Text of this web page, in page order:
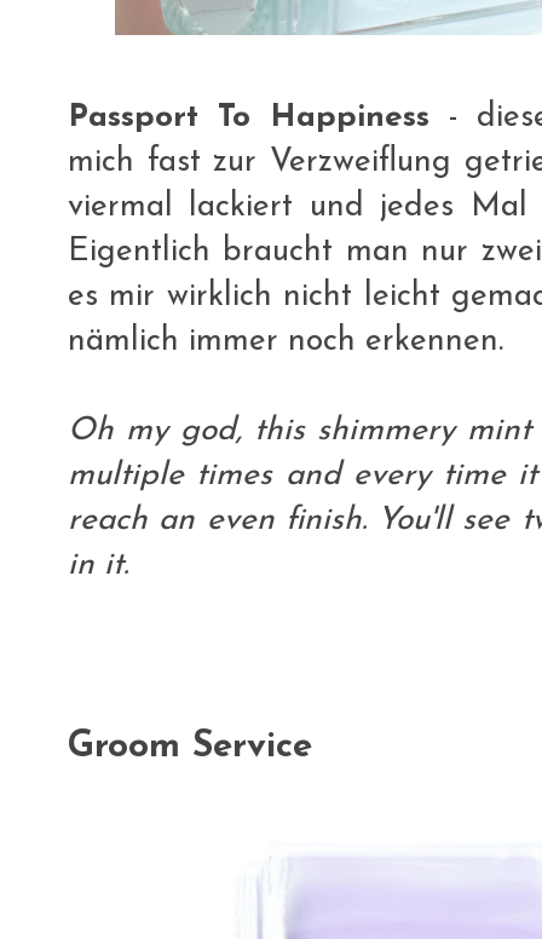
Passport To Happiness -
mich fast zur Verzweiflung
viermal lackiert und jedes Mal
Eigentlich braucht man nur
es mir wirklich nicht leicht
nämlich immer noch erkennen.
Oh my god, this shimmery
multiple times and every time
reach an even finish. You'll see
in it.
Groom Service